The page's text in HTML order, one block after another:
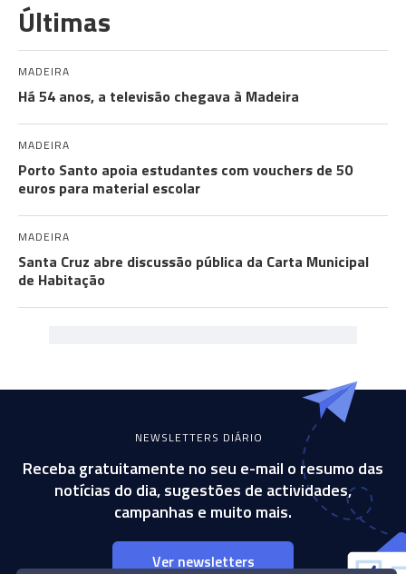
Últimas
MADEIRA
Há 54 anos, a televisão chegava à Madeira
MADEIRA
Porto Santo apoia estudantes com vouchers de 50
euros para material escolar
MADEIRA
Santa Cruz abre discussão pública da Carta Municipal
de Habitação
NEWSLETTERS DIÁRIO
Receba gratuitamente no seu e-mail o resumo das
notícias do dia, sugestões de actividades,
campanhas e muito mais.
Ver newsletters